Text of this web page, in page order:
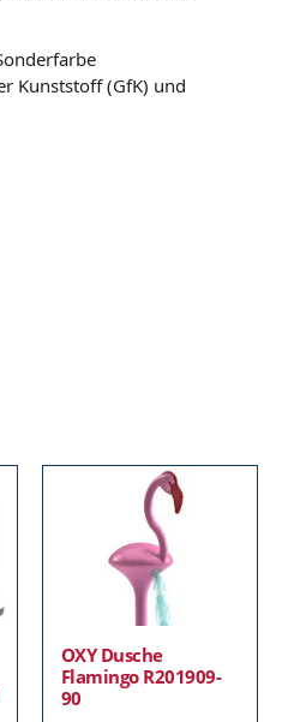
Kunststoff (GfK) und
OXY Dusche
Flamingo R201909-
90